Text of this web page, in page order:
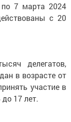
по 7 марта 2024
с 20
делегатов,
в возрасте от
участие в
17 лет.